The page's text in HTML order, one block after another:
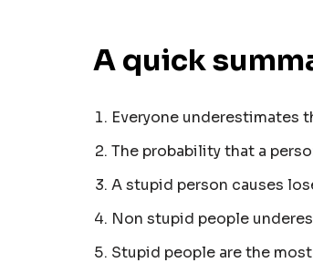
A quick
Everyone underestimates
The probability that a
A stupid person causes
Non stupid people
Stupid people are the